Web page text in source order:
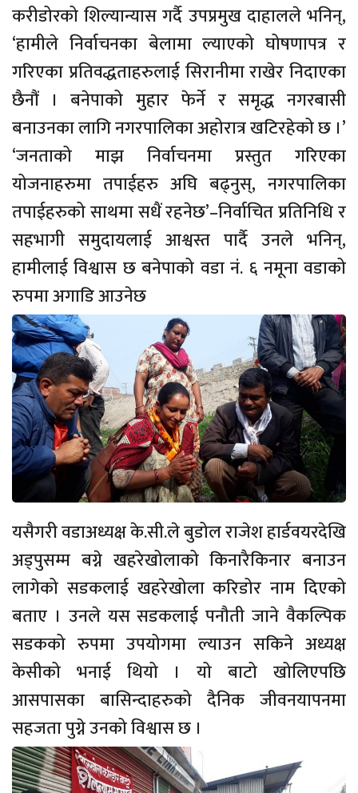
करीडोरको शिल्यान्यास गर्दै उपप्रमुख दाहालले भनिन्,
‘हामीले निर्वाचनका बेलामा ल्याएको घोषणापत्र र
गरिएका प्रतिवद्धताहरुलाई सिरानीमा राखेर निदाएका
छैनौं । बनेपाको मुहार फेर्ने र समृद्ध नगरबासी
बनाउनका लागि नगरपालिका अहोरात्र खटिरहेको छ ।’
‘जनताको माझ निर्वाचनमा प्रस्तुत गरिएका
योजनाहरुमा तपाईहरु अघि बढ्नुस्, नगरपालिका
तपाईहरुको साथमा सधैं रहनेछ’–निर्वाचित प्रतिनिधि र
सहभागी समुदायलाई आश्वस्त पार्दै उनले भनिन्,
हामीलाई विश्वास छ बनेपाको वडा नं. ६ नमूना वडाको
रुपमा अगाडि आउनेछ
यसैगरी वडाअध्यक्ष के.सी.ले बुडोल राजेश हार्डवयरदेखि
अड्पुसम्म बग्ने खहरेखोलाको किनारैकिनार बनाउन
लागेको सडकलाई खहरेखोला करिडोर नाम दिएको
बताए । उनले यस सडकलाई पनौती जाने वैकल्पिक
सडकको रुपमा उपयोगमा ल्याउन सकिने अध्यक्ष
केसीको भनाई थियो । यो बाटो खोलिएपछि
आसपासका बासिन्दाहरुको दैनिक जीवनयापनमा
सहजता पुग्ने उनको विश्वास छ ।